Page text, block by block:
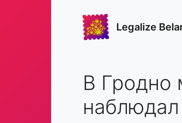
Legalize
В Гродно